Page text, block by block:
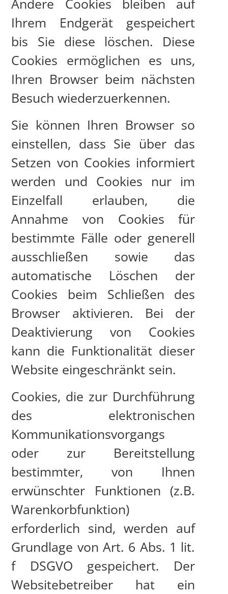
Andere Cookies bleiben auf
Ihrem Endgerät gespeichert
bis Sie diese löschen. Diese
Cookies ermöglichen es uns,
Ihren Browser beim nächsten
Besuch wiederzuerkennen.
Sie können Ihren Browser so
einstellen, dass Sie über das
Setzen von Cookies informiert
werden und Cookies nur im
Einzelfall erlauben, die
Annahme von Cookies für
bestimmte Fälle oder generell
ausschließen sowie das
automatische Löschen der
Cookies beim Schließen des
Browser aktivieren. Bei der
Deaktivierung von Cookies
kann die Funktionalität dieser
Website eingeschränkt sein.
Cookies, die zur Durchführung
des elektronischen
Kommunikationsvorgangs
oder zur Bereitstellung
bestimmter, von Ihnen
erwünschter Funktionen (z.B.
Warenkorbfunktion)
erforderlich sind, werden auf
Grundlage von Art. 6 Abs. 1 lit.
f DSGVO gespeichert. Der
Websitebetreiber hat ein